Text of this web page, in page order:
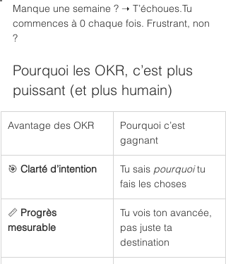
Manque une semaine ? ➝ T’échoues.Tu
commences à 0 chaque fois. Frustrant, non
?
Pourquoi les OKR, c’est plus
puissant (et plus humain)
Avantage des OKR
Pourquoi c’est
gagnant
🎯 Clarté d’intention Tu sais pourquoi tu
fais les choses
📏 Progrès
mesurable
Tu vois ton avancée,
pas juste ta
destination